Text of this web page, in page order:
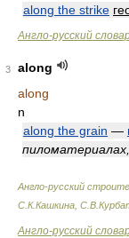
along the strike
Англо-русский
3
along
along
n
along the grain —
Англо-русский
С.К.Кашкина,
Англо-русский